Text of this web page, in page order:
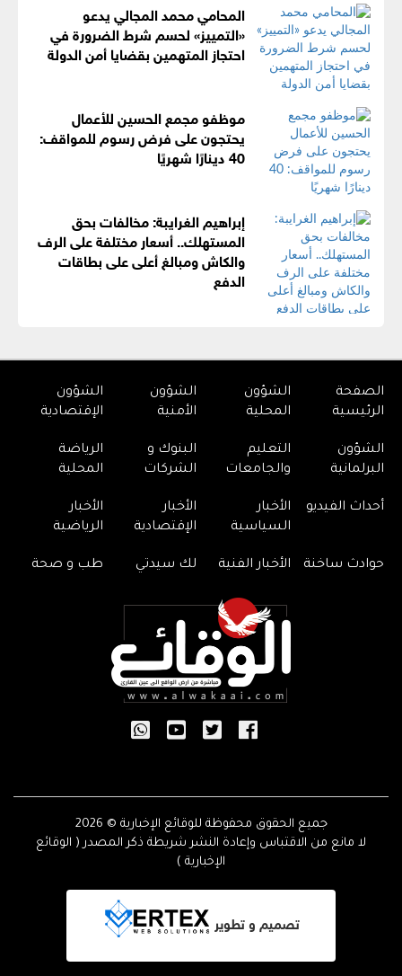
المحامي محمد المجالي يدعو
«التمييز» لحسم شرط الضرورة في
احتجاز المتهمين بقضايا أمن الدولة
موظفو مجمع الحسين للأعمال
يحتجون على فرض رسوم للمواقف:
40 دينارًا شهريًا
إبراهيم الغرايبة: مخالفات بحق
المستهلك.. أسعار مختلفة على الرف
والكاش ومبالغ أعلى على بطاقات
الدفع
الصفحة
الرئيسية
الشؤون
المحلية
الشؤون
الأمنية
الشؤون
الإقتصادية
الشؤون
البرلمانية
التعليم
والجامعات
البنوك و
الشركات
الرياضة
المحلية
أحداث الفيديو
الأخبار
السياسية
الأخبار
الإقتصادية
الأخبار
الرياضية
حوادث ساخنة الأخبار الفنية لك سيدتي طب و صحة
جميع الحقوق محفوظة للوقائع الإخبارية © 2026
لا مانع من الاقتباس وإعادة النشر شريطة ذكر المصدر ( الوقائع
الإخبارية )
تصميم و تطوير